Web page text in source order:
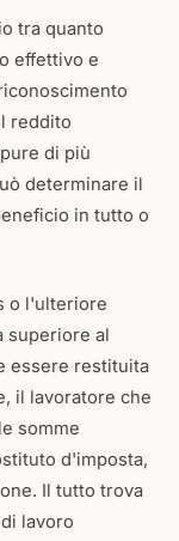
tra quanto
effettivo e
reddito
di più
determinare il
in tutto o
o l'ulteriore
superiore al
essere restituita
il lavoratore che
somme
d'imposta,
Il tutto trova
lavoro